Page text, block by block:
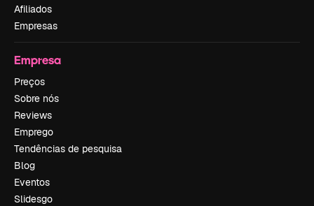
Afiliados
Empresas
Empresa
Preços
Sobre nós
Reviews
Emprego
Tendências de pesquisa
Blog
Eventos
Slidesgo